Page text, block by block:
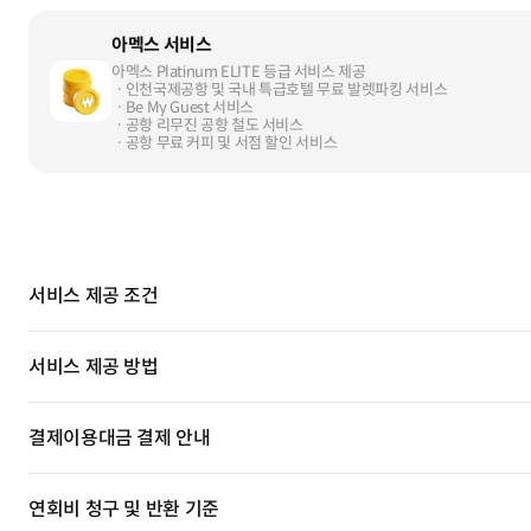
아멕스 서비스
아멕스 Platinum ELITE 등급 서비스 제공
ㆍ인천국제공항 및 국내 특급호텔 무료 발렛파킹 서비스
ㆍBe My Guest 서비스
ㆍ공항 리무진 공항 철도 서비스
ㆍ공항 무료 커피 및 서점 할인 서비스
서비스 제공 조건
서비스 제공 방법
결제이용대금 결제 안내
연회비 청구 및 반환 기준